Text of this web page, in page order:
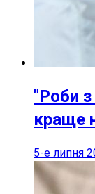
"Роби
краще
5-е липня